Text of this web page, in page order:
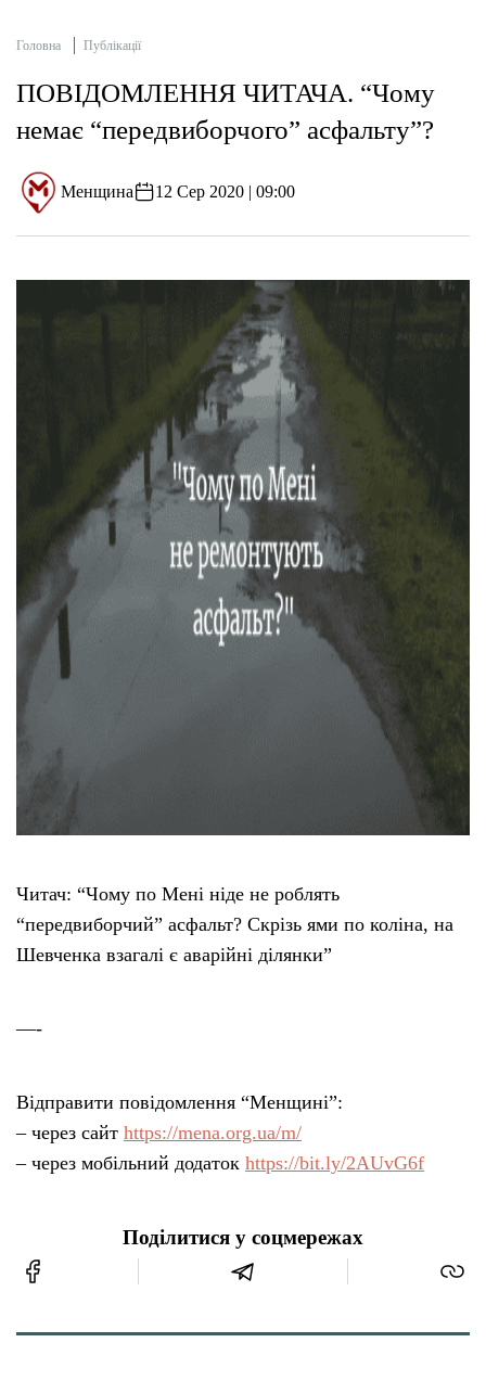
Головна Публікації
ПОВІДОМЛЕННЯ ЧИТАЧА. “Чому
немає “передвиборчого” асфальту”?
Менщина 12 Сер 2020 | 09:00
Читач: “Чому по Мені ніде не роблять
“передвиборчий” асфальт? Скрізь ями по коліна, на
Шевченка взагалі є аварійні ділянки”
—-
Відправити повідомлення “Менщині”:
– через сайт https://mena.org.ua/m/
– через мобільний додаток https://bit.ly/2AUvG6f
Поділитися у соцмережах